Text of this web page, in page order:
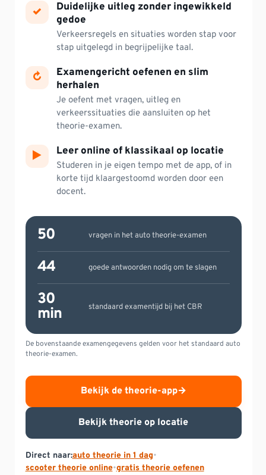
✓
Duidelijke uitleg zonder ingewikkeld
gedoe
Verkeersregels en situaties worden stap voor
stap uitgelegd in begrijpelijke taal.
↻
Examengericht oefenen en slim
herhalen
Je oefent met vragen, uitleg en
verkeerssituaties die aansluiten op het
theorie-examen.
▶ Leer online of klassikaal op locatie
Studeren in je eigen tempo met de app, of in
korte tijd klaargestoomd worden door een
docent.
50 vragen in het auto theorie-examen
44 goede antwoorden nodig om te slagen
30
min standaard examentijd bij het CBR
De bovenstaande examengegevens gelden voor het standaard auto
theorie-examen.
Bekijk de theorie-app→
Bekijk theorie op locatie
Direct naar:auto theorie in 1 dag•
scooter theorie online•gratis theorie oefenen